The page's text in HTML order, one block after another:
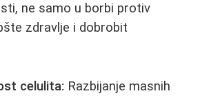
ne samo u borbi protiv
zdravlje i dobrobit
celulita: Razbijanje masnih